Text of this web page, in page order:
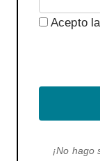
Acepto la
¡No hago